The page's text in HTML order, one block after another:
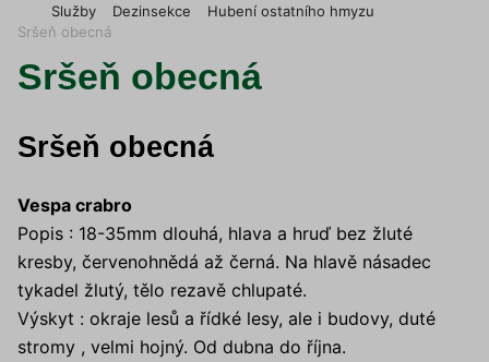
K
S
A
e
i
s
Služby Dezinsekce
Hubení ostatního hmyzu
Sršeň obecná
Sršeň obecná
Sršeň obecná
Vespa crabro
Popis : 18-35mm dlouhá, hlava a hruď bez žluté
kresby, červenohnědá až černá. Na hlavě násadec
tykadel žlutý, tělo rezavě chlupaté.
Výskyt : okraje lesů a řídké lesy, ale i budovy, duté
stromy , velmi hojný. Od dubna do října.